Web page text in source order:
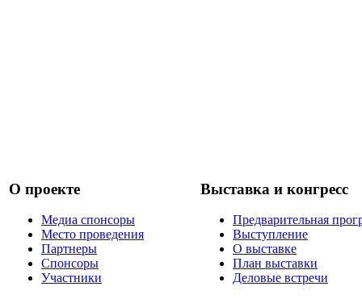
О проекте
Медиа спонсоры
Место проведения
Партнеры
Спонсоры
Участники
Выставка и конгресс
Предварительная
Выступление
О выставке
План выставки
Деловые встречи